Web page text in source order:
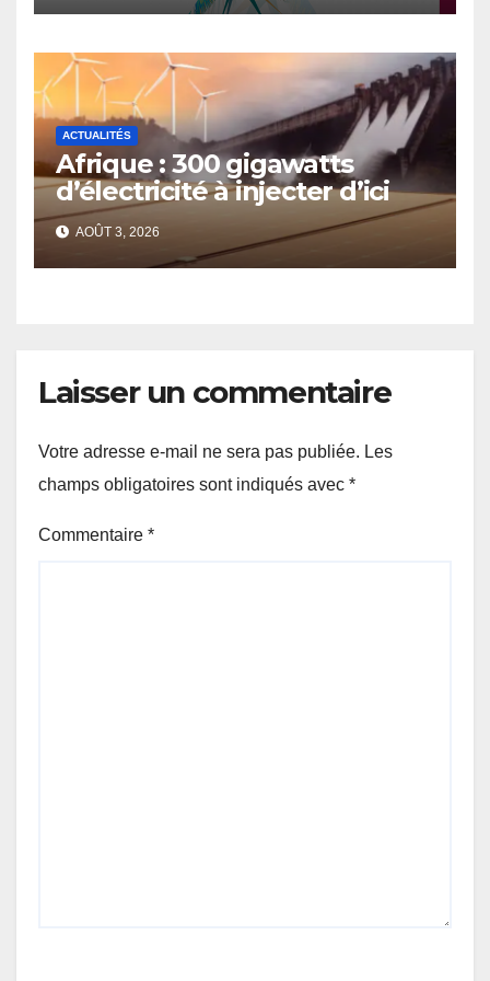
femmes et des filles dans le
contexte de la sécurité
alimentaire et de la nutrition
ACTUALITÉS
Afrique : 300 gigawatts
d’électricité à injecter d’ici
2030
AOÛT 3, 2026
Laisser un commentaire
Votre adresse e-mail ne sera pas publiée. Les
champs obligatoires sont indiqués avec *
Commentaire *